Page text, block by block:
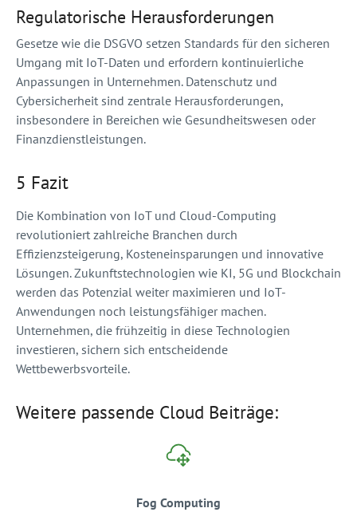
Regulatorische Herausforderungen
Gesetze wie die DSGVO setzen Standards für den sicheren
Umgang mit IoT-Daten und erfordern kontinuierliche
Anpassungen in Unternehmen. Datenschutz und
Cybersicherheit sind zentrale Herausforderungen,
insbesondere in Bereichen wie Gesundheitswesen oder
Finanzdienstleistungen.
5 Fazit
Die Kombination von IoT und Cloud-Computing
revolutioniert zahlreiche Branchen durch
Effizienzsteigerung, Kosteneinsparungen und innovative
Lösungen. Zukunftstechnologien wie KI, 5G und Blockchain
werden das Potenzial weiter maximieren und IoT-
Anwendungen noch leistungsfähiger machen.
Unternehmen, die frühzeitig in diese Technologien
investieren, sichern sich entscheidende
Wettbewerbsvorteile.
Weitere passende Cloud Beiträge:
Fog Computing